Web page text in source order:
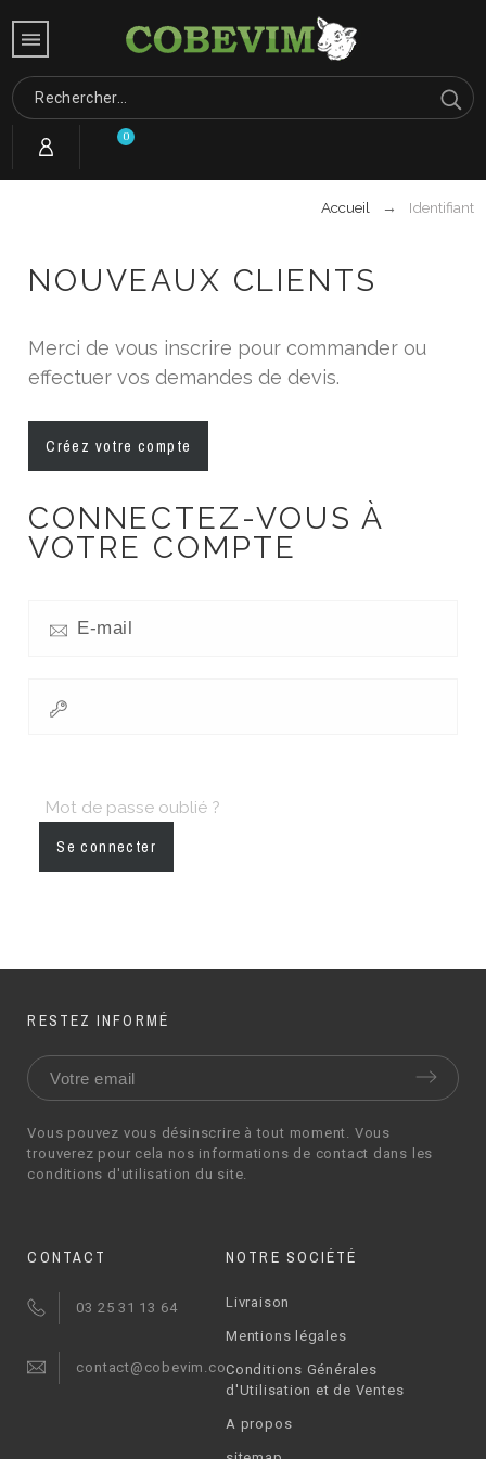
0
Accueil Identifiant
NOUVEAUX CLIENTS
Merci de vous inscrire pour commander ou
effectuer vos demandes de devis.
Créez votre compte
CONNECTEZ-VOUS À
VOTRE COMPTE
Mot de passe oublié ?
Se connecter
RESTEZ INFORMÉ
Vous pouvez vous désinscrire à tout moment. Vous
trouverez pour cela nos informations de contact dans les
conditions d'utilisation du site.
CONTACT
03 25 31 13 64
contact@cobevim.com
NOTRE SOCIÉTÉ
Livraison
Mentions légales
Conditions Générales
d'Utilisation et de Ventes
A propos